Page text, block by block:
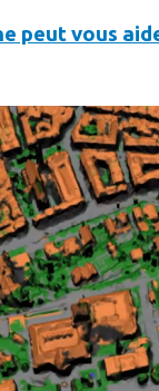
de peau
peut vous